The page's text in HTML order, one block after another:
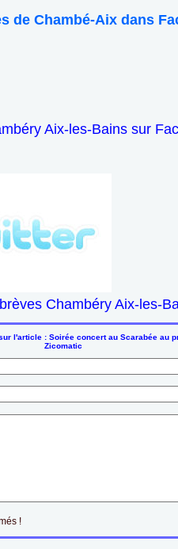
de Chambé-Aix dans
Aix-les-Bains sur
Chambéry Aix-les-
l'article : Soirée concert au Scarabée au
Zicomatic
!